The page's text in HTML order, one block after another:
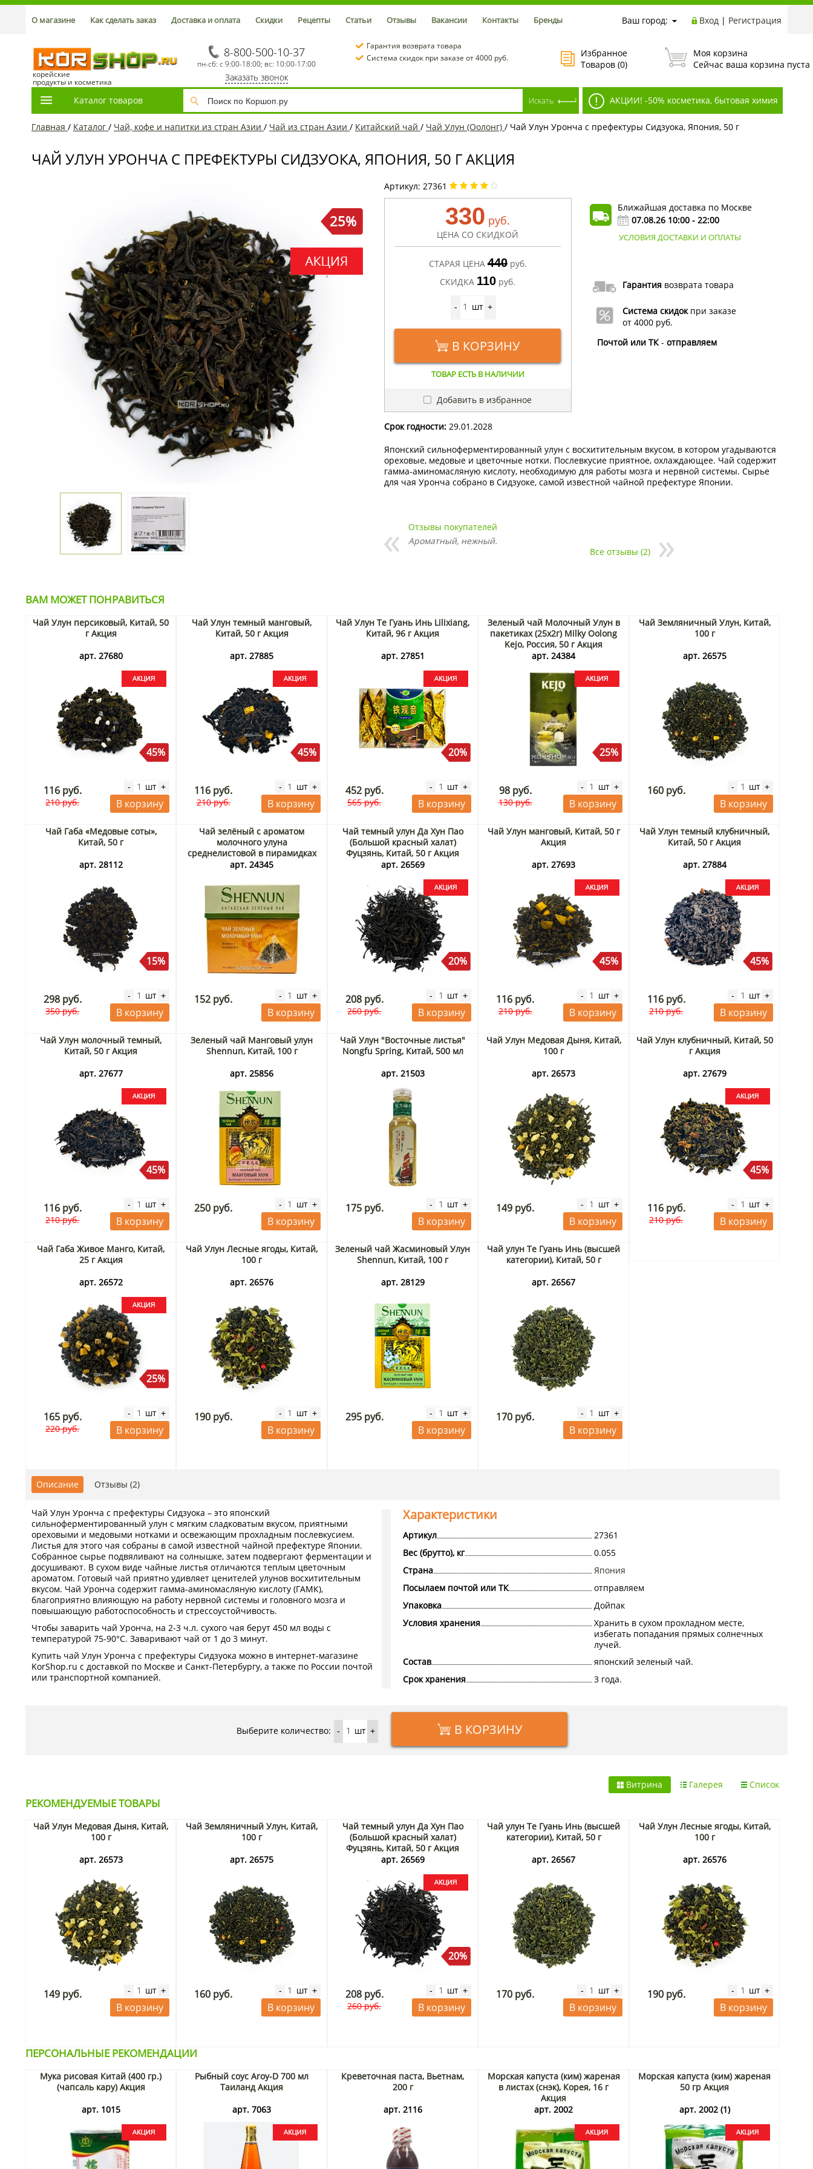
Ваш город: Вход | Регистрация
О магазине Как сделать заказ Доставка и оплата Скидки Рецепты Статьи Отзывы Вакансии Контакты Бренды
корейские
продукты и косметика
8-800-500-10-37
пн-сб: с 9:00-18:00; вс: 10:00-17:00
Заказать звонок
Гарантия возврата товара
Система скидок при заказе от 4000 руб.
Избранное
Товаров (0)
Моя корзина
Сейчас ваша корзина пуста
Каталог товаров АКЦИИ! -50% косметика, бытовая химия
Главная / Каталог / Чай, кофе и напитки из стран Азии / Чай из стран Азии / Китайский чай / Чай Улун (Оолонг) / Чай Улун Уронча с префектуры Сидзуока, Япония, 50 г
ЧАЙ УЛУН УРОНЧА С ПРЕФЕКТУРЫ СИДЗУОКА, ЯПОНИЯ, 50 Г АКЦИЯ
25%
Артикул: 27361
330 руб.
ЦЕНА СО СКИДКОЙ
СТАРАЯ ЦЕНА 440 руб.
СКИДКА 110 руб.
- шт +
В КОРЗИНУ
ТОВАР ЕСТЬ В НАЛИЧИИ
Добавить в избранное
Ближайшая доставка по Москве
07.08.26 10:00 - 22:00
УСЛОВИЯ ДОСТАВКИ И ОПЛАТЫ
Гарантиявозврата товара
Система скидокпри заказе
от 4000 руб.
Почтой или ТК- отправляем
Срок годности:29.01.2028
Японский сильноферментированный улун с восхитительным вкусом, в котором угадываются
ореховые, медовые и цветочные нотки. Послевкусие приятное, охлаждающее. Чай содержит
гамма-аминомасляную кислоту, необходимую для работы мозга и нервной системы. Сырье
для чая Уронча собрано в Сидзуоке, самой известной чайной префектуре Японии.
Отзывы покупателей
Ароматный, нежный.
Все отзывы (2)
ВАМ МОЖЕТ ПОНРАВИТЬСЯ
Чай Улун персиковый, Китай, 50
г Акция
арт. 27680
45%
116 руб.
210 руб.
- шт +
В корзину
Чай Улун темный манговый,
Китай, 50 г Акция
арт. 27885
45%
116 руб.
210 руб.
- шт +
В корзину
Чай Улун Те Гуань Инь Lilixiang,
Китай, 96 г Акция
арт. 27851
20%
452 руб.
565 руб.
- шт +
В корзину
Зеленый чай Молочный Улун в
пакетиках (25х2г) Milky Oolong
Kejo, Россия, 50 г Акция
арт. 24384
25%
98 руб.
130 руб.
- шт +
В корзину
Чай Земляничный Улун, Китай,
100 г
арт. 26575
160 руб. - шт +
В корзину
Чай Габа «Медовые соты»,
Китай, 50 г
арт. 28112
15%
298 руб.
350 руб.
- шт +
В корзину
Чай зелёный с ароматом
молочного улуна
среднелистовой в пирамидках
Shennun, Китай, 40 г (20шт)
арт. 24345
152 руб. - шт +
В корзину
Чай темный улун Да Хун Пао
(Большой красный халат)
Фуцзянь, Китай, 50 г Акция
арт. 26569
20%
208 руб.
260 руб.
- шт +
В корзину
Чай Улун манговый, Китай, 50 г
Акция
арт. 27693
45%
116 руб.
210 руб.
- шт +
В корзину
Чай Улун темный клубничный,
Китай, 50 г Акция
арт. 27884
45%
116 руб.
210 руб.
- шт +
В корзину
Чай Улун молочный темный,
Китай, 50 г Акция
арт. 27677
45%
116 руб.
210 руб.
- шт +
В корзину
Зеленый чай Манговый улун
Shennun, Китай, 100 г
арт. 25856
250 руб. - шт +
В корзину
Чай Улун "Восточные листья"
Nongfu Spring, Китай, 500 мл
арт. 21503
175 руб. - шт +
В корзину
Чай Улун Медовая Дыня, Китай,
100 г
арт. 26573
149 руб. - шт +
В корзину
Чай Улун клубничный, Китай, 50
г Акция
арт. 27679
45%
116 руб.
210 руб.
- шт +
В корзину
Чай Габа Живое Манго, Китай,
25 г Акция
арт. 26572
25%
165 руб.
220 руб.
- шт +
В корзину
Чай Улун Лесные ягоды, Китай,
100 г
арт. 26576
190 руб. - шт +
В корзину
Зеленый чай Жасминовый Улун
Shennun, Китай, 100 г
арт. 28129
295 руб. - шт +
В корзину
Чай улун Те Гуань Инь (высшей
категории), Китай, 50 г
арт. 26567
170 руб. - шт +
В корзину
Описание Отзывы (2)
Характеристики
Артикул
27361
Вес (брутто), кг
0.055
Страна
Япония
Посылаем почтой или ТК
отправляем
Упаковка
Дойпак
Условия хранения
Хранить в сухом прохладном месте,
избегать попадания прямых солнечных
лучей.
Состав
японский зеленый чай.
Срок хранения
3 года.
Чай Улун Уронча с префектуры Сидзуока – это японский
сильноферментированный улун с мягким сладковатым вкусом, приятными
ореховыми и медовыми нотками и освежающим прохладным послевкусием.
Листья для этого чая собраны в самой известной чайной префектуре Японии.
Собранное сырье подвяливают на солнышке, затем подвергают ферментации и
досушивают. В сухом виде чайные листья отличаются теплым цветочным
ароматом. Готовый чай приятно удивляет ценителей улунов восхитительным
вкусом. Чай Уронча содержит гамма-аминомасляную кислоту (ГАМК),
благоприятно влияющую на работу нервной системы и головного мозга и
повышающую работоспособность и стрессоустойчивость.
Чтобы заварить чай Уронча, на 2-3 ч.л. сухого чая берут 450 мл воды с
температурой 75-90°С. Заваривают чай от 1 до 3 минут.
Купить чай Улун Уронча с префектуры Сидзуока можно в интернет-магазине
KorShop.ru с доставкой по Москве и Санкт-Петербургу, а также по России почтой
или транспортной компанией.
Выберите количество: - шт + В КОРЗИНУ
Список
Галерея
Витрина
РЕКОМЕНДУЕМЫЕ ТОВАРЫ
Чай Улун Медовая Дыня, Китай,
100 г
арт. 26573
149 руб. - шт +
В корзину
Чай Земляничный Улун, Китай,
100 г
арт. 26575
160 руб. - шт +
В корзину
Чай темный улун Да Хун Пао
(Большой красный халат)
Фуцзянь, Китай, 50 г Акция
арт. 26569
20%
208 руб.
260 руб.
- шт +
В корзину
Чай улун Те Гуань Инь (высшей
категории), Китай, 50 г
арт. 26567
170 руб. - шт +
В корзину
Чай Улун Лесные ягоды, Китай,
100 г
арт. 26576
190 руб. - шт +
В корзину
ПЕРСОНАЛЬНЫЕ РЕКОМЕНДАЦИИ
Мука рисовая Китай (400 гр.)
(чапсаль кару) Акция
арт. 1015
Рыбный соус Aroy-D 700 мл
Таиланд Акция
арт. 7063
Креветочная паста, Вьетнам,
200 г
арт. 2116
Морская капуста (ким) жареная
в листах (снэк), Корея, 16 г
Акция
арт. 2002
Морская капуста (ким) жареная
50 гр Акция
арт. 2002 (1)